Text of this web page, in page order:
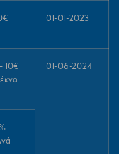
01-01-2023
10€
01-06-2024
–